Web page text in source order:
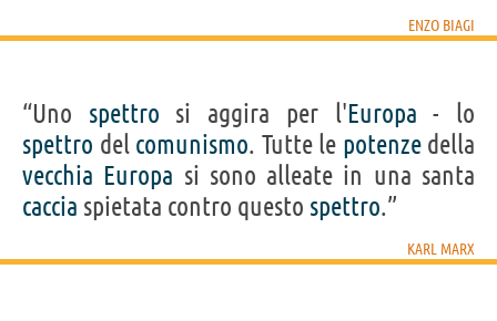
ENZO BIAGI
“Uno spettro si aggira per l'Europa - lo
spettro del comunismo. Tutte le potenzedella
vecchia Europa si sono alleate in una santa
caccia spietata contro questo spettro.”
KARL MARX